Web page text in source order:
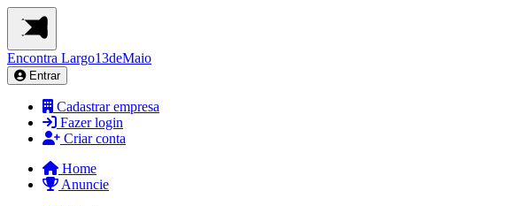
Encontra Largo13deMaio
Entrar
Cadastrar empresa
Fazer login
Criar conta
Home
Anuncie